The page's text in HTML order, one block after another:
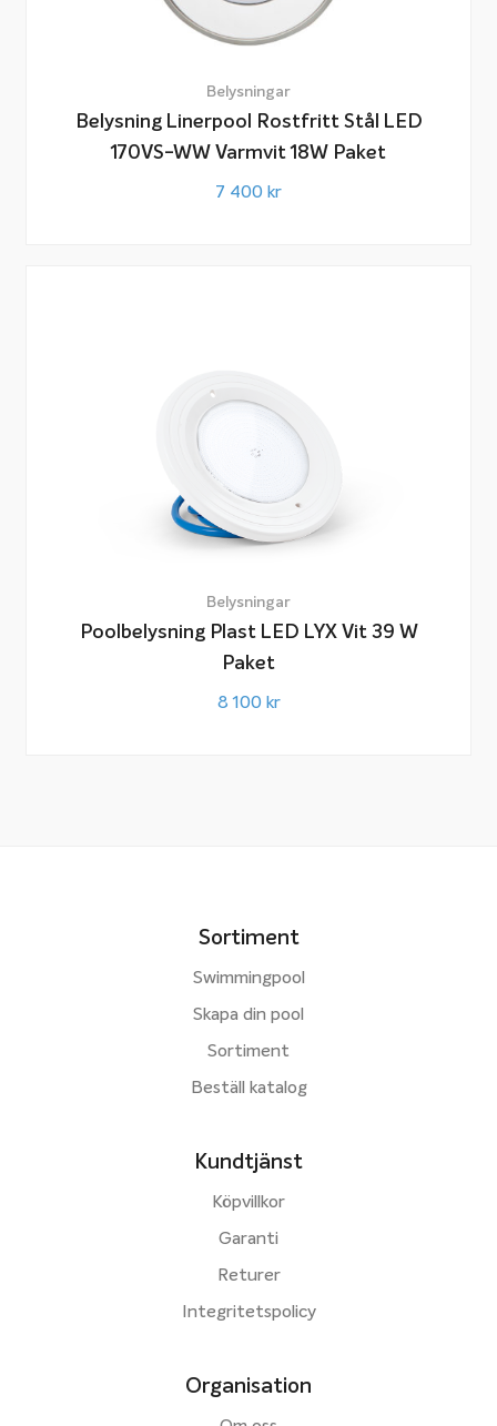
Belysningar
Belysning Linerpool Rostfritt Stål LED
170VS-WW Varmvit 18W Paket
7 400 kr
Belysningar
Poolbelysning Plast LED LYX Vit 39 W
Paket
8 100 kr
Sortiment
Swimmingpool
Skapa din pool
Sortiment
Beställ katalog
Kundtjänst
Köpvillkor
Garanti
Returer
Integritetspolicy
Organisation